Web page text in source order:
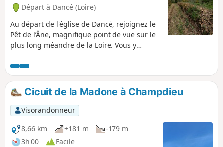
Départ à Dancé (Loire)
Au départ de l'église de Dancé, rejoignez le
Pêt de l’Âne, magnifique point de vue sur le
plus long méandre de la Loire. Vous y
randonnée des bords de Loire. Vous pourrez
rentrer par le bois de Cierve, très beau sous-
bois. Du chemin menant à la Madone, belle
vue panoramique, à l'Est les Monts du
Lyonnais, au Sud les Monts du Pilat, puis en
allant vers l'Ouest les Monts du Forez avec
Pierre-sur-Haute et les Monts de la
Madeleine.
Cicuit de la Madone à Champdieu
Visorandonneur
8,66 km
+181 m
-179 m
3h 00
Facile